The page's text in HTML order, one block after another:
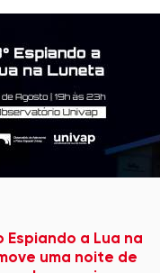
Espiando a Lua na
uma noite de